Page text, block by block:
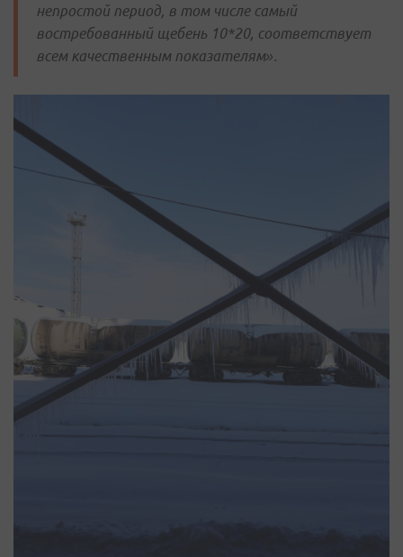
непростой период, в том числе самый
востребованный щебень 10*20, соответствует
всем качественным показателям».